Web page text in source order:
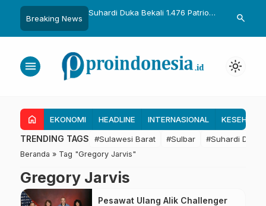
Breaking News
Gelar Sulo
Suhardi Duka Bekali 1.476 Patriot
Dasar Kebijakan Transmigrasi
Gubernur
untuk
search
menu light_mode
home EKONOMI HEADLINE INTERNASIONAL
TRENDING TAGS #Sulawesi Barat #Sulbar #Suhardi Duka
Beranda » Tag "Gregory Jarvis"
Gregory Jarvis
Pesawat Ulang Alik Challenger